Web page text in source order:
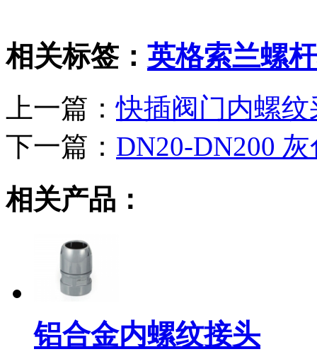
相关标签： 英格索兰螺
上一篇：快插阀门内螺纹
下一篇： DN20-DN200
相关产品：
铝合金内螺纹接头